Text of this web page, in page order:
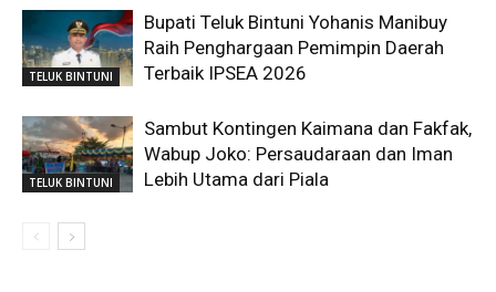
TELUK BINTUNI
Bupati Teluk Bintuni Yohanis Manibuy
Raih Penghargaan Pemimpin Daerah
Terbaik IPSEA 2026
TELUK BINTUNI
Sambut Kontingen Kaimana dan Fakfak,
Wabup Joko: Persaudaraan dan Iman
Lebih Utama dari Piala